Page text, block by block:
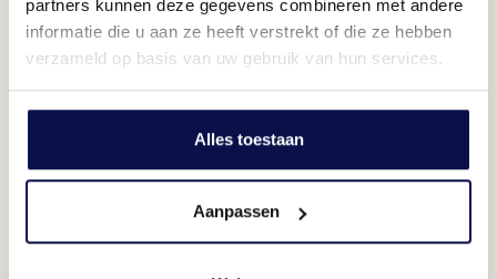
partners kunnen deze gegevens combineren met andere
informatie die u aan ze heeft verstrekt of die ze hebben
verzameld op basis van uw gebruik van hun services.
Alles toestaan
Aanpassen
Onderhoudsvriendelijk